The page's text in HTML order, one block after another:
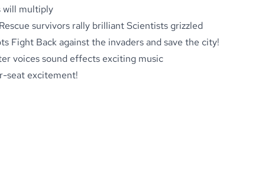
will multiply
survivors rally brilliant Scientists grizzled
Fight Back against the invaders and save the city!
voices sound effects exciting music
seat excitement!